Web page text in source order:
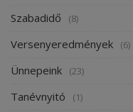
Szabadidő (8)
Versenyeredmények (6)
Ünnepeink (23)
Tanévnyitó (1)